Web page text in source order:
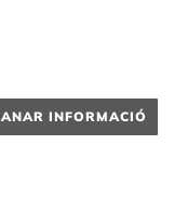
INFORMACIÓ